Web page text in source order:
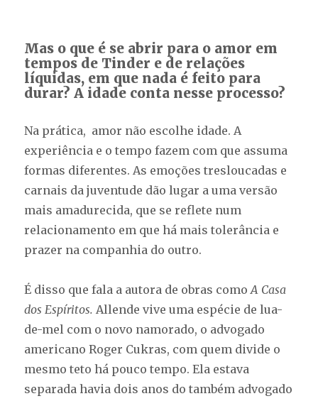
Mas o que é se abrir para o amor em
tempos de Tinder e de relações
líquidas, em que nada é feito para
durar? A idade conta nesse processo?
Na prática, amor não escolhe idade. A
experiência e o tempo fazem com que assuma
formas diferentes. As emoções tresloucadas e
carnais da juventude dão lugar a uma versão
mais amadurecida, que se reflete num
relacionamento em que há mais tolerância e
prazer na companhia do outro.
É disso que fala a autora de obras comoA Casa
dos Espíritos.Allende vive uma espécie de lua-
de-mel com o novo namorado, o advogado
americano Roger Cukras, com quem divide o
mesmo teto há pouco tempo. Ela estava
separada havia dois anos do também advogado